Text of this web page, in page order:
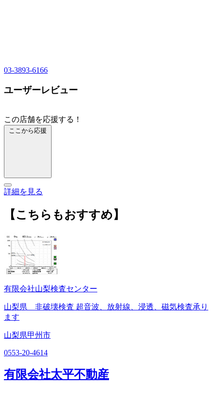
03-3893-6166
ユーザーレビュー
この店舗を応援する！
ここから応援
詳細を見る
【こちらもおすすめ】
有限会社山梨検査センター
山梨県 非破壊検査 超音波、放射線、浸透、磁気検査承り
ます
山梨県甲州市
0553-20-4614
有限会社太平不動産